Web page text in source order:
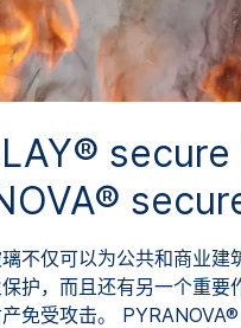
secure
不仅可以为公共和商业建
护，而且还有另一个重要
免受攻击。